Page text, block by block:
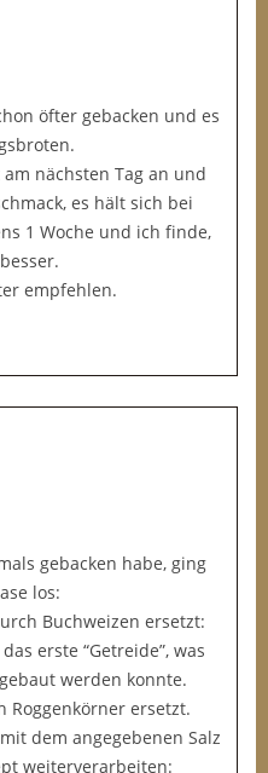
öfter gebacken und es
nächsten Tag an und
es hält sich bei
1 Woche und ich finde,
empfehlen.
gebacken habe, ging
los:
Buchweizen ersetzt:
erste “Getreide”, was
werden konnte.
Roggenkörner ersetzt.
dem angegebenen Salz
weiterverarbeiten: